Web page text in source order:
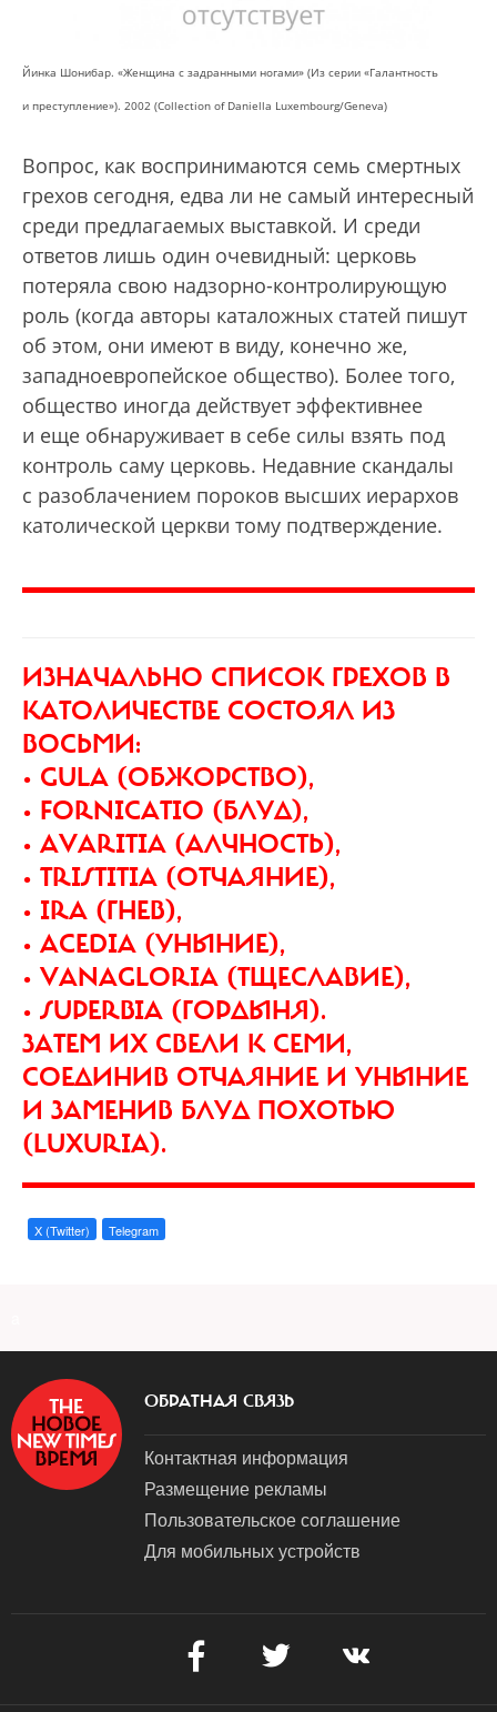
Йинка Шонибар. «Женщина с задранными ногами» (Из серии «Галантность
и преступление»). 2002 (Collection of Daniella Luxembourg/Geneva)
Вопрос, как воспринимаются семь смертных
грехов сегодня, едва ли не самый интересный
среди предлагаемых выставкой. И среди
ответов лишь один очевидный: церковь
потеряла свою надзорно-контролирующую
роль (когда авторы каталожных статей пишут
об этом, они имеют в виду, конечно же,
западноевропейское общество). Более того,
общество иногда действует эффективнее
и еще обнаруживает в себе силы взять под
контроль саму церковь. Недавние скандалы
с разоблачением пороков высших иерархов
католической церкви тому подтверждение.
ИЗНАЧАЛЬНО СПИСОК ГРЕХОВ В
КАТОЛИЧЕСТВЕ СОСТОЯЛ ИЗ
ВОСЬМИ:
• GULA (ОБЖОРСТВО),
• FORNICATIO (БЛУД),
• AVARITIA (АЛЧНОСТЬ),
• TRISTITIA (ОТЧАЯНИЕ),
• IRA (ГНЕВ),
• ACEDIA (УНЫНИЕ),
• VANAGLORIA (ТЩЕСЛАВИЕ),
• SUPERBIA (ГОРДЫНЯ).
ЗАТЕМ ИХ СВЕЛИ К СЕМИ,
СОЕДИНИВ ОТЧАЯНИЕ И УНЫНИЕ
И ЗАМЕНИВ БЛУД ПОХОТЬЮ
(LUXURIA).
X (Twitter) Telegram
ОБРАТНАЯ СВЯЗЬ
Контактная информация
Размещение рекламы
Пользовательское соглашение
Для мобильных устройств